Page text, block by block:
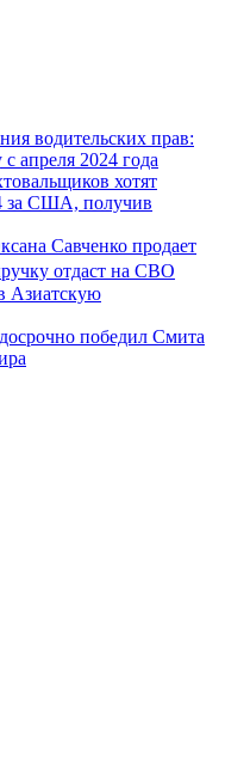
водительских прав:
апреля 2024 года
хотят
за США, получив
Савченко продает
отдаст на СВО
Азиатскую
победил Смита